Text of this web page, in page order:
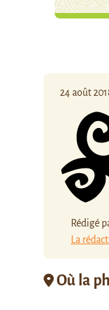
24 août
Rédigé
La
Où la